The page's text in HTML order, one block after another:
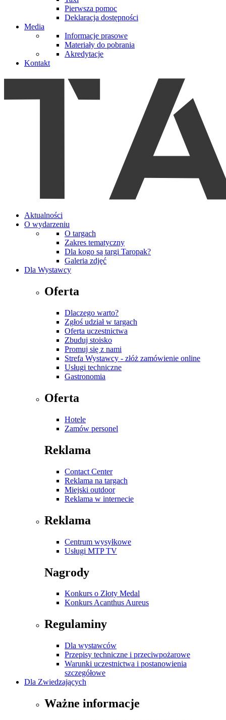
Pierwsza pomoc
Deklaracja dostępności
Media
Informacje prasowe
Materiały do pobrania
Akredytacje
Kontakt
Aktualności
O wydarzeniu
O targach
Zakres tematyczny
Dla kogo są targi Taropak?
Galeria zdjęć
Dla Wystawcy
Oferta
Dlaczego warto?
Zgłoś udział w targach
Oferta uczestnictwa
Zbuduj stoisko
Promuj się z nami
Strefa Wystawcy - złóż zamówienie online
Usługi techniczne
Gastronomia
Oferta
Hotele
Zamów personel
Reklama
Contact Center
Reklama na targach
Miejski outdoor
Reklama w internecie
Reklama
Centrum wysyłkowe
Usługi MTP TV
Nagrody
Konkurs o Złoty Medal
Konkurs Acanthus Aureus
Regulaminy
Dla wystawców
Przepisy techniczne i przeciwpożarowe
Warunki uczestnictwa i postanowienia
szczegółowe
Dla Zwiedzających
Ważne informacje